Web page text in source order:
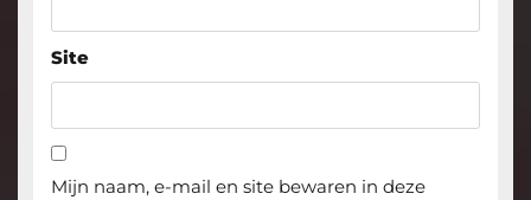
Site
Mijn naam, e-mail en site bewaren in deze